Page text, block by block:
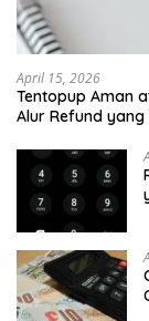
April 15, 2026
Tentopup Aman
Alur Refund yang